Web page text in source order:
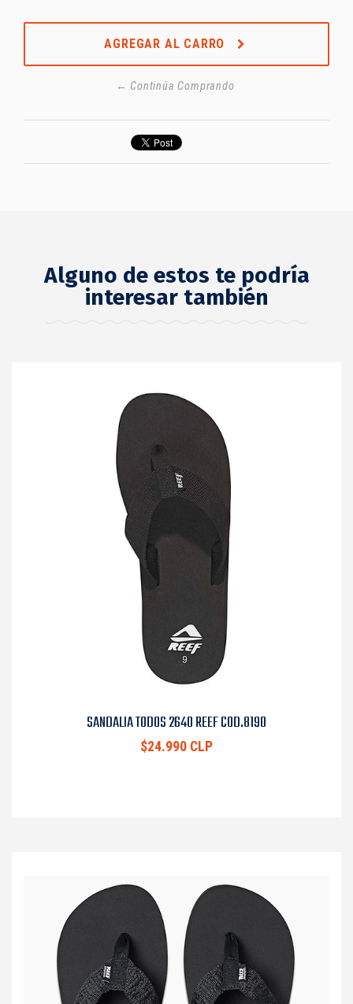
AGREGAR AL CARRO
← Continúa Comprando
Alguno de estos te podría
interesar también
SANDALIA TODOS 2640 REEF COD.8190
$24.990 CLP